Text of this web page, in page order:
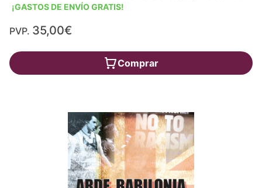
¡GASTOS DE ENVÍO GRATIS!
PVP. 35,00€
Comprar